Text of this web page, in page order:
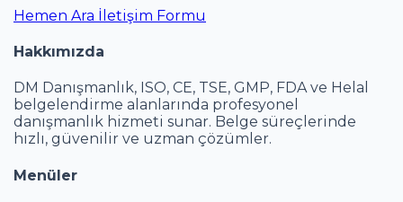
Hemen Ara İletişim Formu
Hakkımızda
DM Danışmanlık, ISO, CE, TSE, GMP, FDA ve Helal
belgelendirme alanlarında profesyonel
danışmanlık hizmeti sunar. Belge süreçlerinde
hızlı, güvenilir ve uzman çözümler.
Menüler